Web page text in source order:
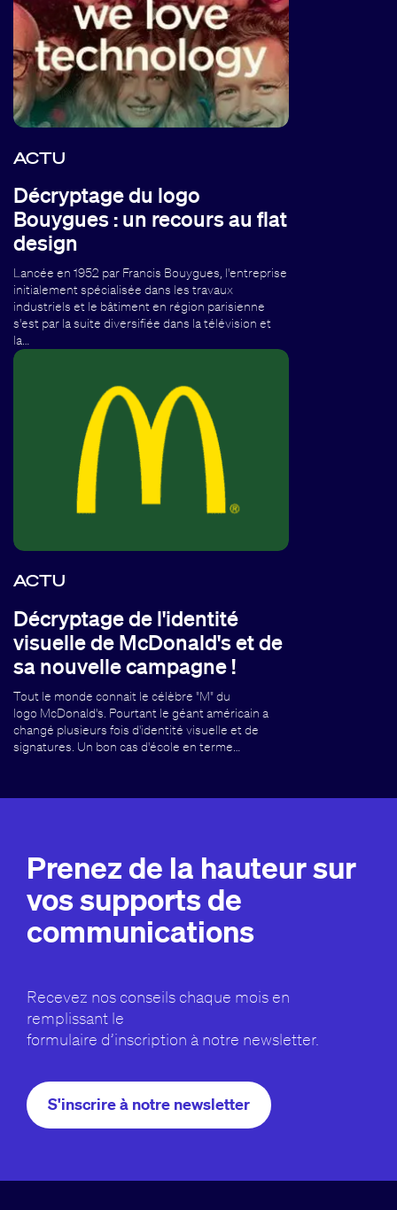
ACTU
Décryptage du logo
Bouygues : un recours au flat
design
Lancée en 1952 par Francis Bouygues, l'entreprise
initialement spécialisée dans les travaux
industriels et le bâtiment en région parisienne
s'est par la suite diversifiée dans la télévision et
la…
ACTU
Décryptage de l'identité
visuelle de McDonald's et de
sa nouvelle campagne !
Tout le monde connait le célèbre "M" du
logo McDonald's. Pourtant le géant américain a
changé plusieurs fois d'identité visuelle et de
signatures. Un bon cas d'école en terme…
Prenez de la hauteur sur
vos supports de
communications
Recevez nos conseils chaque mois en
remplissant le
formulaire d’inscription à notre newsletter.
S'inscrire à notre newsletter